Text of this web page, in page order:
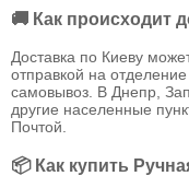
🚚 Как происходит
Доставка по Киеву
отправкой на
самовывоз. В Днепр,
другие населенные
Почтой.
📦 Как купить